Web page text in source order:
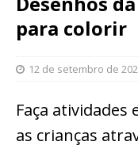
para colorir
12 de setembro de
Faça
as crianças